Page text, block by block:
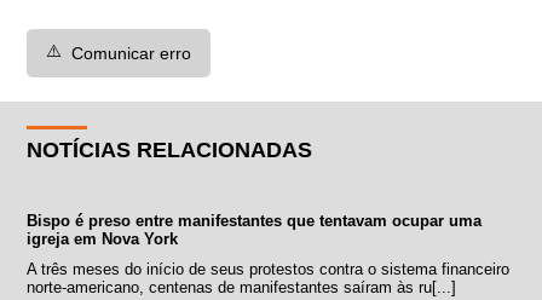
⚠️ Comunicar erro
NOTÍCIAS RELACIONADAS
Bispo é preso entre manifestantes que tentavam ocupar uma
igreja em Nova York
A três meses do início de seus protestos contra o sistema financeiro
norte-americano, centenas de manifestantes saíram às ru[...]